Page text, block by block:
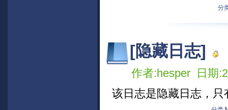
分
[隐藏日志]
作者:hesper 日期
该日志是隐藏日志，